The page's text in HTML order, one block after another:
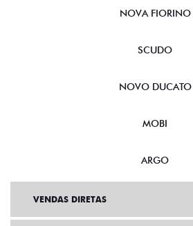
NOVA FIORINO
SCUDO
NOVO DUCATO
MOBI
ARGO
VENDAS DIRETAS